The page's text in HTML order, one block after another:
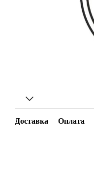
Доставка Оплата